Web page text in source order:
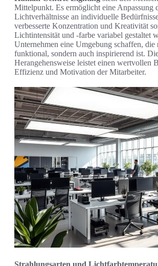
Mittelpunkt. Es ermöglicht eine Anpassung
Lichtverhältnisse an individuelle
verbesserte Konzentration und Kreativität
Lichtintensität und -farbe variabel gestaltet
Unternehmen eine Umgebung schaffen, die
funktional, sondern auch inspirierend ist.
Herangehensweise leistet einen wertvollen
Effizienz und Motivation der Mitarbeiter.
Strahlungsarten und